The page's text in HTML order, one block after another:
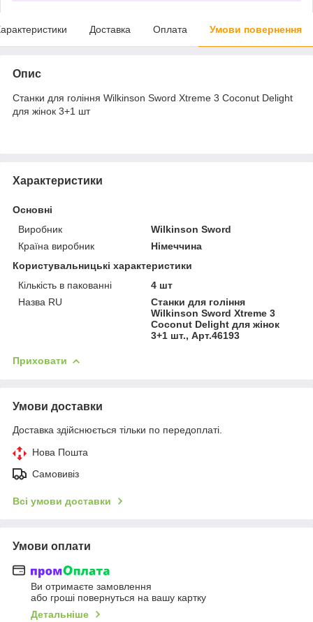
Доставка Оплата Умови повернення
Опис
Станки для гоління Wilkinson Sword Xtreme 3 Coconut Delight
для жінок 3+1 шт
Характеристики
Основні
Виробник
Wilkinson Sword
Країна виробник
Німеччина
Користувальницькі характеристики
Кількість в пакованні
4 шт
Назва RU
Станки для гоління
Wilkinson Sword Xtreme 3
Coconut Delight для жінок
3+1 шт., Арт.46193
Приховати
Умови доставки
Доставка здійснюється тільки по передоплаті.
Нова Пошта
Самовивіз
Всі умови доставки
Умови оплати
Ви отримаєте замовлення
або гроші повернуться на вашу картку
Детальніше